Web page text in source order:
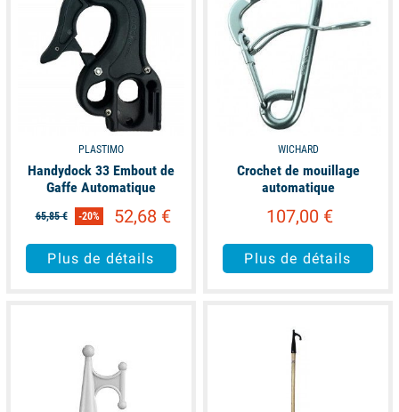
PLASTIMO
Handydock 33 Embout de
Gaffe Automatique
65,85 € -20% 52,68 €
Plus de détails
WICHARD
Crochet de mouillage
automatique
107,00 €
Plus de détails